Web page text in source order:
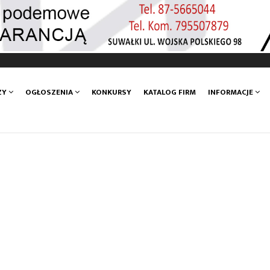
OGŁOSZENIA KONKURSY KATALOG FIRM INFORMACJE